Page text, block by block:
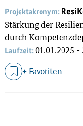
Projektakronym:
Stärkung der
durch
Laufzeit:01.01.2025 -
+ Favoriten